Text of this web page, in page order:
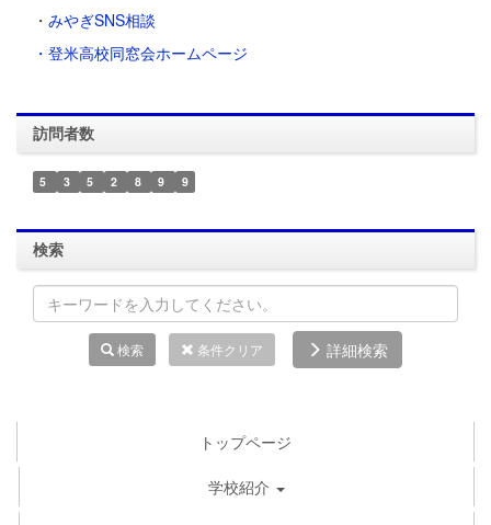
・ みやぎSNS相談
・登米高校同窓会ホームページ
訪問者数
5 3 5 2 8 9 9
検索
検索 条件クリア 詳細検索
トップページ
学校紹介